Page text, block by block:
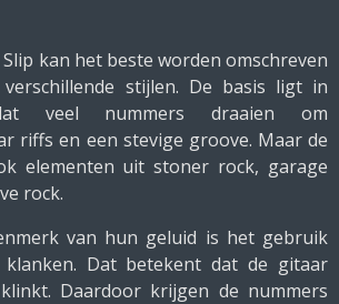
kan het beste worden omschreven
stijlen. De basis ligt in
veel nummers draaien om
riffs en een stevige groove. Maar de
elementen uit stoner rock, garage
rock.
van hun geluid is het gebruik
Dat betekent dat de gitaar
Daardoor krijgen de nummers